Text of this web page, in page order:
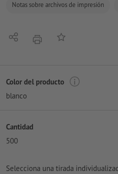
Notas sobre archivos de impresión
CompartirimprimirAñadir a lista de
Color del producto
blanco
Cantidad
500
Selecciona una tirada